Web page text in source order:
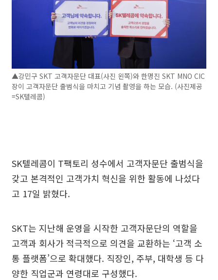
▲강민구 SKT 고객자문단 대표(사진 왼쪽)와 한명진 SKT MNO CIC
장이 고객자문단 출범식을 마치고 기념 촬영을 하는 모습. (사진제공
=SK텔레콤)
SK텔레콤이 T팩토리 성수에서 고객자문단 출범식을
갖고 본격적인 고객가치 혁신을 위한 활동에 나섰다
고 17일 밝혔다.
SKT는 지난해 운영을 시작한 고객자문단의 역할을
고객과 회사가 적극적으로 의견을 교환하는 ‘고객 소
통 플랫폼’으로 확대했다. 직장인, 주부, 대학생 등 다
양한 직업군과 연령대로 구성했다.